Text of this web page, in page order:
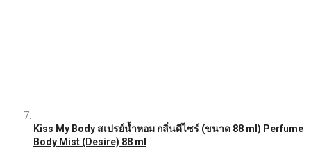
Kiss My Body สเปรย์น้ำหอม กลิ่นดีไซร์ (ขนาด 88 ml) Perfume
Body Mist (Desire) 88 ml